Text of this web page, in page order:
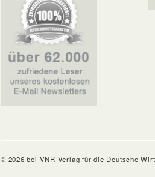
© 2026 bei VNR Verlag für die Deutsche